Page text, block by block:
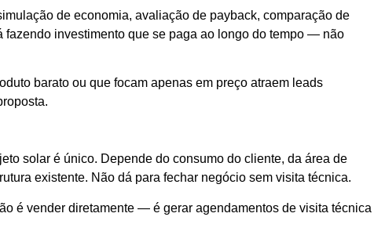
de economia, avaliação de payback, comparação de
fazendo investimento que se paga ao longo do tempo — não
barato ou que focam apenas em preço atraem leads
solar é único. Depende do consumo do cliente, da área de
existente. Não dá para fechar negócio sem visita técnica.
é vender diretamente — é gerar agendamentos de visita técnica